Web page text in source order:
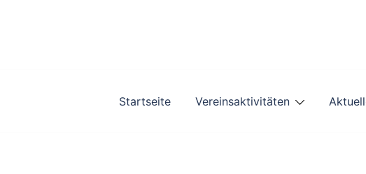
Startseite Vereinsaktivitäten